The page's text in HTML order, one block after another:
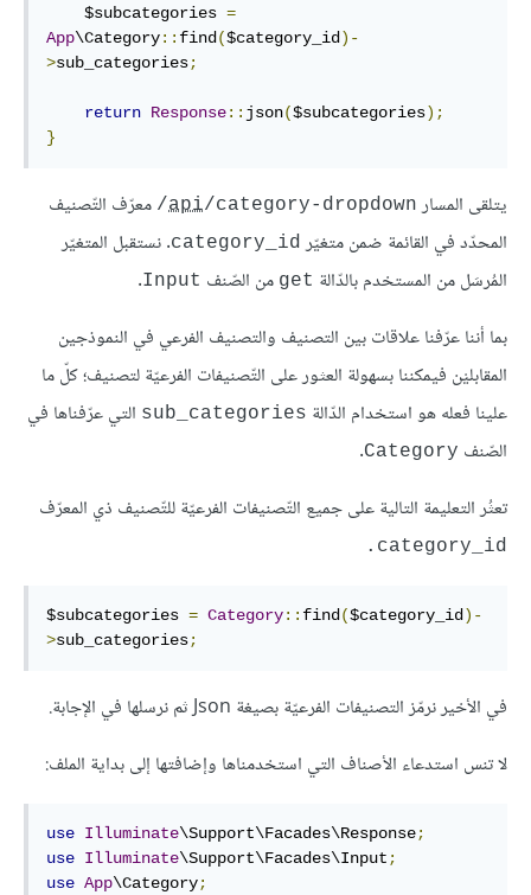
    $subcategories
=
App\Category:: find($category_id)-
>sub_categories;
return Response:: json($subcategories);
}
يتلقى المسار api/category-dropdown/
معرّف التّصنيف
المحدّد في القائمة ضمن متغيّر category_id. نستقبل المتغيّر
المُرسَل من المستخدم بالدّالة get من الصّنف Input
.
بما أننا عرّفنا علاقات بين التصنيف والتصنيف الفرعي في النموذجين
المقابليْن فيمكننا بسهولة العثور على التّصنيفات الفرعيّة لتصنيف؛ كلّ ما
علينا فعله هو استخدام الدّالة sub_categories التي عرّفناها في
الصّنف Category
.
تعثُر التعليمة التالية على جميع التّصنيفات الفرعيّة للتّصنيف ذي المعرّف
category_id.
$subcategories = Category:: find($category_id)-
>sub_categories;
في الأخير نرمّز التصنيفات الفرعيّة بصيغة Json ثم نرسلها في الإجابة.
لا تنس استدعاء الأصناف التي استخدمناها وإضافتها إلى بداية الملف:
use Illuminate\Support\Facades\Response;
use Illuminate\Support\Facades\Input;
use App\Category;